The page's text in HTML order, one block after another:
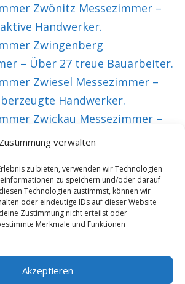
Zustimmung verwalten
zu bieten, verwenden wir Technologien
zu speichern und/oder darauf
Technologien zustimmst, können wir
oder eindeutige IDs auf dieser Website
Zustimmung nicht erteilst oder
Merkmale und Funktionen
Akzeptieren
Zwönitz Messezimmer –
Handwerker.
Zwingenberg
– Über 27 treue Bauarbeiter.
Zwiesel Messezimmer –
Handwerker.
Zwickau Messezimmer –
Montagearbeiter.
mit
NÄCHSTER ARTIKEL
Monteurzimmer
Linz Messezimmer –
überzeugte